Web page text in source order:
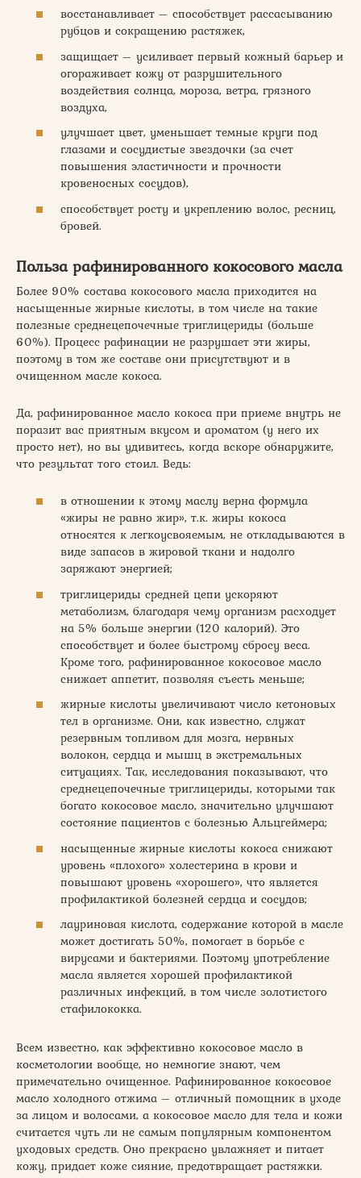
восстанавливает – способствует рассасыванию
рубцов и сокращению растяжек,
защищает – усиливает первый кожный барьер и
огораживает кожу от разрушительного
воздействия солнца, мороза, ветра, грязного
воздуха,
улучшает цвет, уменьшает темные круги под
глазами и сосудистые звездочки (за счет
повышения эластичности и прочности
кровеносных сосудов),
способствует росту и укреплению волос, ресниц,
бровей.
Польза рафинированного кокосового масла
Более 90% состава кокосового масла приходится на
насыщенные жирные кислоты, в том числе на такие
полезные среднецепочечные триглицериды (больше
60%). Процесс рафинации не разрушает эти жиры,
поэтому в том же составе они присутствуют и в
очищенном масле кокоса.
Да, рафинированное масло кокоса при приеме внутрь не
поразит вас приятным вкусом и ароматом (у него их
просто нет), но вы удивитесь, когда вскоре обнаружите,
что результат того стоил. Ведь:
в отношении к этому маслу верна формула
«жиры не равно жир», т.к. жиры кокоса
относятся к легкоусвояемым, не откладываются в
виде запасов в жировой ткани и надолго
заряжают энергией;
триглицериды средней цепи ускоряют
метаболизм, благодаря чему организм расходует
на 5% больше энергии (120 калорий). Это
способствует и более быстрому сбросу веса.
Кроме того, рафинированное кокосовое масло
снижает аппетит, позволяя съесть меньше;
жирные кислоты увеличивают число кетоновых
тел в организме. Они, как известно, служат
резервным топливом для мозга, нервных
волокон, сердца и мышц в экстремальных
ситуациях. Так, исследования показывают, что
среднецепочечные триглицериды, которыми так
богато кокосовое масло, значительно улучшают
состояние пациентов с болезнью Альцгеймера;
насыщенные жирные кислоты кокоса снижают
уровень «плохого» холестерина в крови и
повышают уровень «хорошего», что является
профилактикой болезней сердца и сосудов;
лауриновая кислота, содержание которой в масле
может достигать 50%, помогает в борьбе с
вирусами и бактериями. Поэтому употребление
масла является хорошей профилактикой
различных инфекций, в том числе золотистого
стафилококка.
Всем известно, как эффективно кокосовое масло в
косметологии вообще, но немногие знают, чем
примечательно очищенное. Рафинированное кокосовое
масло холодного отжима – отличный помощник в уходе
за лицом и волосами, а кокосовое масло для тела и кожи
считается чуть ли не самым популярным компонентом
уходовых средств. Оно прекрасно увлажняет и питает
кожу, придает коже сияние, предотвращает растяжки.